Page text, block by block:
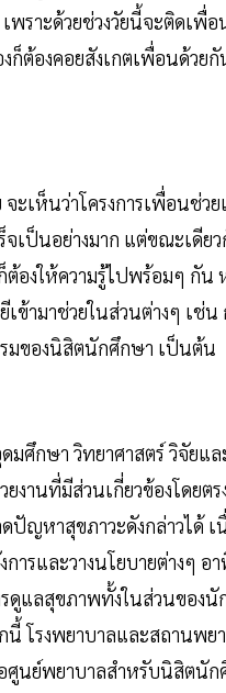
พราะด้วยช่วงวัยนี้จะติดเพื่
ก็ต้องคอยสังเกตเพื่อนด้วย
ะเห็นว่าโครงการเพื่อนช่ว
จเป็นอย่างมาก แต่ขณะเดีย
ต้องให้ความรู้ไปพร้อมๆ กัน
เข้ามาช่วยในส่วนต่างๆ เช่น
มของนิสิตนักศึกษา เป็นต้น
มศึกษา วิทยาศาสตร์ วิจัยแ
งานที่มีส่วนเกี่ยวข้องโดยตร
ปัญหาสุขภาวะดังกล่าวได้ เ
การและวางนโยบายต่างๆ อ
ดูแลสุขภาพทั้งในส่วนของ
นี้ โรงพยาบาลและสถานพย
ศูนย์พยาบาลสำหรับนิสิตนัก